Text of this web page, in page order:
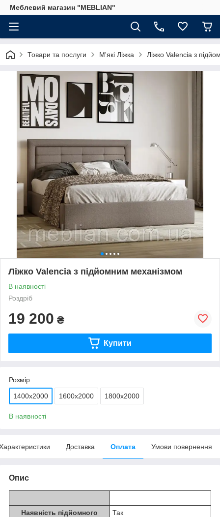
Меблевий магазин "MEBLIAN"
Товари та послуги М'які Ліжка Ліжко Valencia з
Ліжко Valencia з підйомним механізмом
В наявності
Роздріб
19 200 ₴
Купити
Розмір
1400х2000 1600х2000 1800х2000
В наявності
Доставка Оплата Умови повернення
Опис
Наявність підйомного
Так